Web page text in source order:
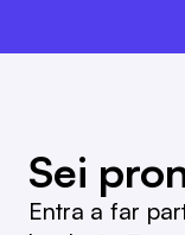
Sei
Entra a far